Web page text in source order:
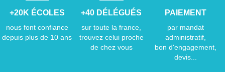
+20K ÉCOLES
nous font confiance
depuis plus de 10 ans
+40 DÉLÉGUÉS
sur toute la france,
trouvez celui proche
de chez vous
PAIEMENT
par mandat
administratif,
bon d'engagement,
devis...